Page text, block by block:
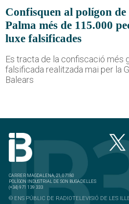
Confisquen al polígon de
Palma més de 115.000
luxe falsificades
Es tracta de la confiscació més
falsificada realitzada mai per la
Balears
CARRER MAGDALENA, 21, 07180
POLÍGON INDUSTRIAL DE SON BUGADELLES
(+34) 971 139 333
© ENS PÚBLIC DE RADIOTELEVISIÓ DE LES